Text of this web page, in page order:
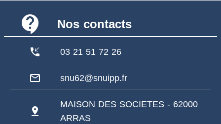
contact_support Nos contacts
phone_callback 03 21 51 72 26
mail_outline snu62@snuipp.fr
pin_drop
MAISON DES SOCIETES - 62000
ARRAS